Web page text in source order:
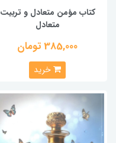
کتاب مؤمن متعادل و تربیت
متعادل
385,000 تومان
خرید